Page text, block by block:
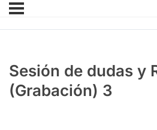
Sesión de dudas y
(Grabación) 3